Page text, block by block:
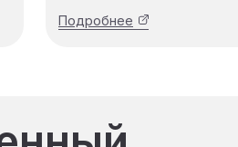
Подробнее